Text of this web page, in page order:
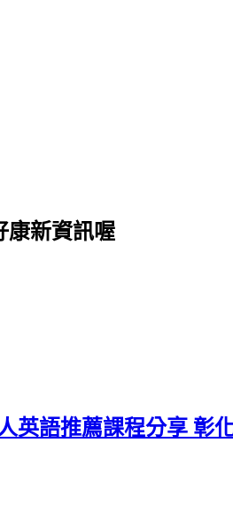
康新資訊喔
英語推薦課程分享 彰